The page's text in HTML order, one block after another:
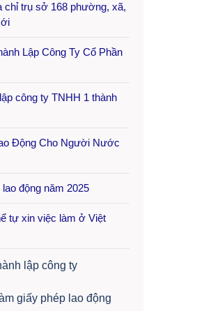
chỉ trụ sở 168 phường, xã,
Lập Công Ty Cổ Phần
công ty TNHH 1 thành
Động Cho Người Nước
động năm 2025
tự xin việc làm ở Việt